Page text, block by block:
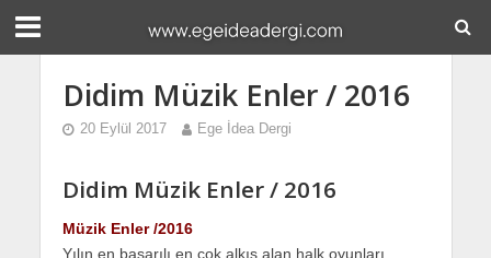
Didim Müzik Enler / 2016
20 Eylül 2017 Ege İdea Dergi
Didim Müzik Enler / 2016
Müzik Enler /2016
Yılın en başarılı en çok alkış alan halk oyunları